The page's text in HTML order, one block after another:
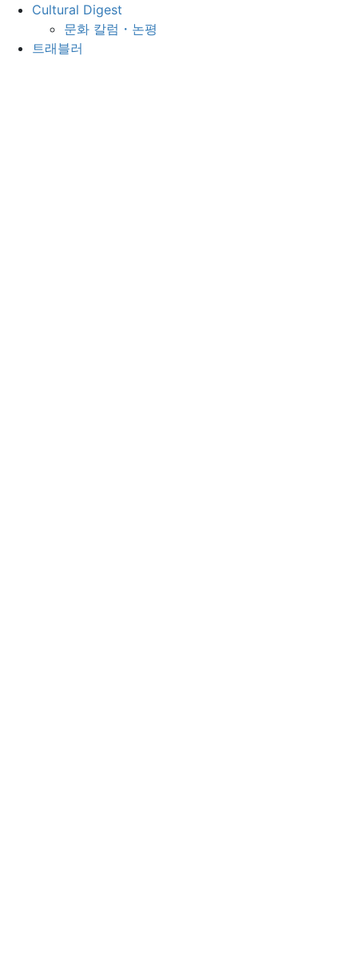
Cultural Digest
문화 칼럼・논평
트래블러